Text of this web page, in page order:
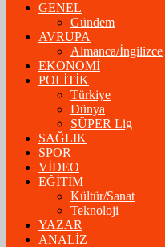
GENEL
Gündem
AVRUPA
Almanca/İngilizce
EKONOMİ
POLİTİK
Türkiye
Dünya
SÜPER Lig
SAĞLIK
SPOR
VİDEO
EĞİTİM
Kültür/Sanat
Teknoloji
YAZAR
ANALİZ